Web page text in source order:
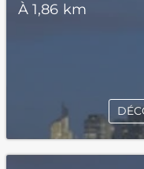
À 1,86 km